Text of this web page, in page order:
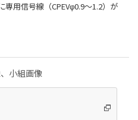
用信号線（CPEVφ0.9～1.2）が
小組画像